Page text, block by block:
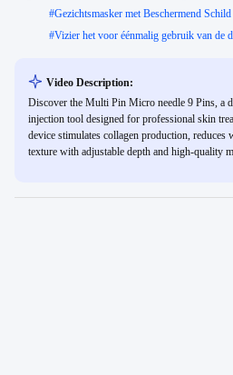
#Gezichtsmasker met Beschermend Schild
#Vizier het voor éénmalig gebruik van de
Video Description:
Discover the Multi Pin Micro needle 9 Pins, a
injection tool designed for professional skin
device stimulates collagen production,
texture with adjustable depth and high-quality